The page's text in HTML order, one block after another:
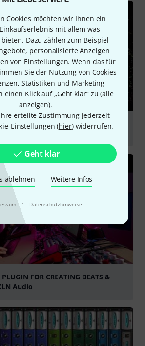
Cookies möchten wir Ihnen ein
mit allem was
Dazu zählen zum Beispiel
personalisierte Anzeigen
von Einstellungen. Wenn das für
Sie der Nutzung von Cookies
Statistiken und Marketing
einen Klick auf „Geht klar“ zu (alle
anzeigen).
erteilte Zustimmung jederzeit
Einstellungen (hier) widerrufen.
Geht klar
ablehnen Weitere Infos
· Datenschutzhinweise
- Your Universe of Sounds
April 9th 2019]
FOR CREATING BEATS &
Audio